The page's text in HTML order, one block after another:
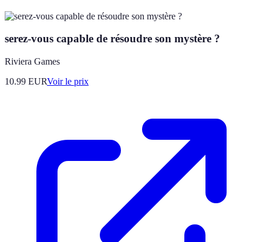
serez-vous capable de résoudre son mystère ?
Riviera Games
10.99 EURVoir le prix